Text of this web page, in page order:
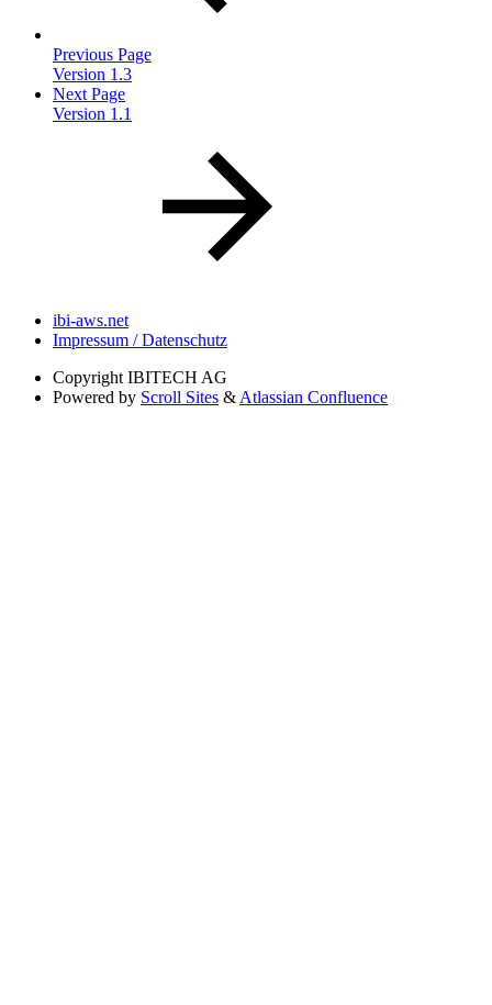
Previous Page
Version 1.3
Next Page
Version 1.1
ibi-aws.net
Impressum / Datenschutz
Copyright IBITECH AG
Powered by Scroll Sites & Atlassian Confluence